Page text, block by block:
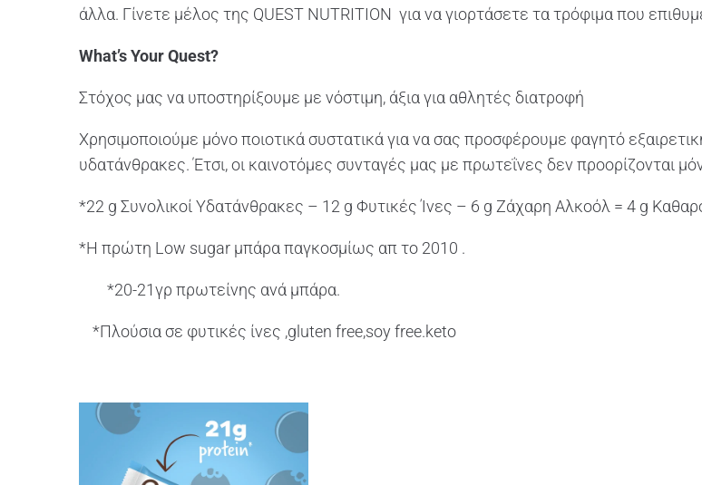
άλλα. Γίνετε μέλος της QUEST NUTRITION για να γιορτάσετε τα τρόφιμα που
What’s Your Quest?
Στόχος μας να υποστηρίξουμε με νόστιμη, άξια για αθλητές διατροφή
Χρησιμοποιούμε μόνο ποιοτικά συστατικά για να σας προσφέρουμε φαγητό
υδατάνθρακες. Έτσι, οι καινοτόμες συνταγές μας με πρωτεΐνες δεν προορίζονται
*22 g Συνολικοί Υδατάνθρακες – 12 g Φυτικές Ίνες – 6 g Ζάχαρη Αλκοόλ = 4 g
*Η πρώτη Low sugar μπάρα παγκοσμίως απ το 2010 .
*20-21γρ πρωτείνης ανά μπάρα.
*Πλούσια σε φυτικές ίνες ,gluten free,soy free.keto